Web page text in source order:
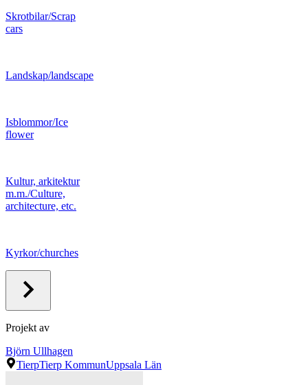
Skrotbilar/Scrap
cars
Landskap/landscape
Isblommor/Ice
flower
Kultur, arkitektur
m.m./Culture,
architecture, etc.
Kyrkor/churches
Projekt av
Björn Ullhagen
TierpTierp KommunUppsala Län